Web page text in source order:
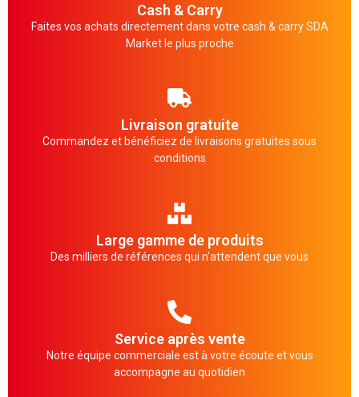
Cash & Carry
Faites vos achats directement dans votre cash & carry SDA
Market le plus proche
Livraison gratuite
Commandez et bénéficiez de livraisons gratuites sous
conditions
Large gamme de produits
Des milliers de références qui n'attendent que vous
Service après vente
Notre équipe commerciale est à votre écoute et vous
accompagne au quotidien